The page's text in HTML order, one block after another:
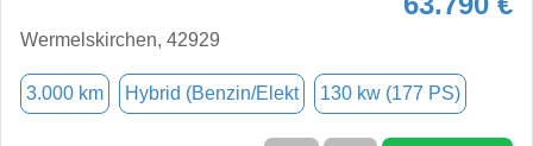
Wermelskirchen, 42929
3.000 km Hybrid (Benzin/Elekt 130 kw (177 PS)